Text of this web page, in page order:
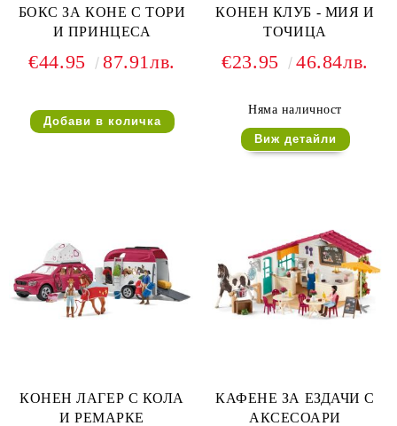
БОКС ЗА КОНЕ С ТОРИ
И ПРИНЦЕСА
€44.95 87.91лв.
КОНЕН КЛУБ - МИЯ И
ТОЧИЦА
€23.95 46.84лв.
Няма наличност
Виж детайли
КОНЕН ЛАГЕР С КОЛА
И РЕМАРКЕ
КАФЕНЕ ЗА ЕЗДАЧИ С
АКСЕСОАРИ